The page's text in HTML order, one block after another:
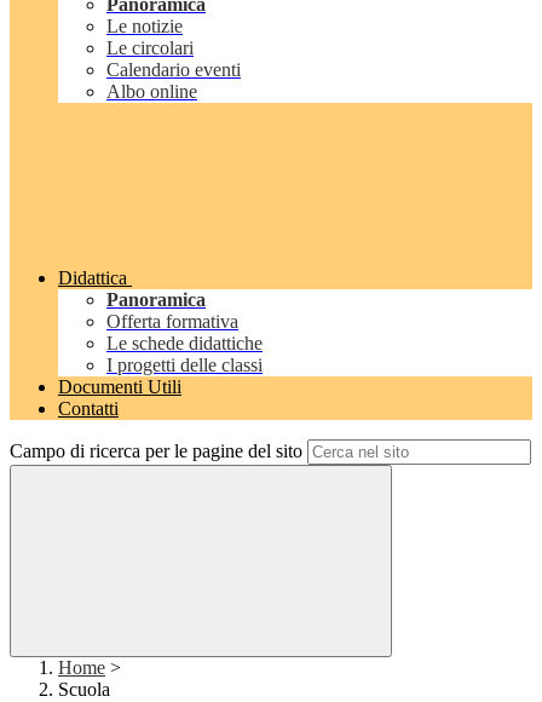
Panoramica
Le notizie
Le circolari
Calendario eventi
Albo online
Didattica
Panoramica
Offerta formativa
Le schede didattiche
I progetti delle classi
Documenti Utili
Contatti
Campo di ricerca per le pagine del sito
Home >
Scuola